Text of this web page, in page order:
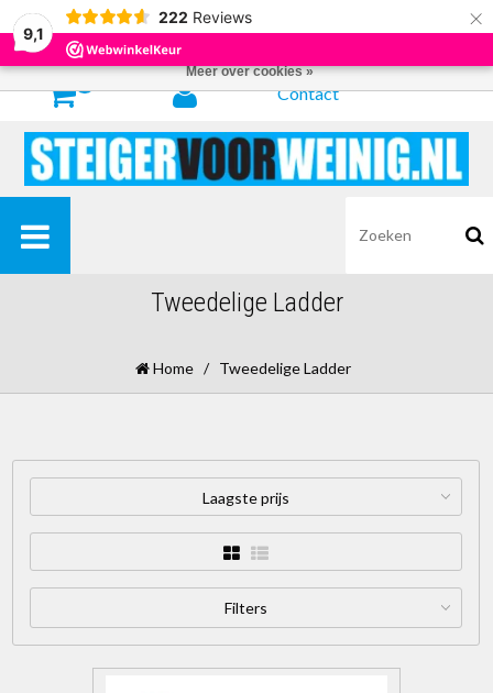
9,1
222 Reviews ×
Contact
Tweedelige Ladder
Home / Tweedelige Ladder
Laagste prijs
Filters
Door het gebruiken van onze website, ga je akkoord met het gebruik van
cookies om onze website te verbeteren.
Meer over cookies »